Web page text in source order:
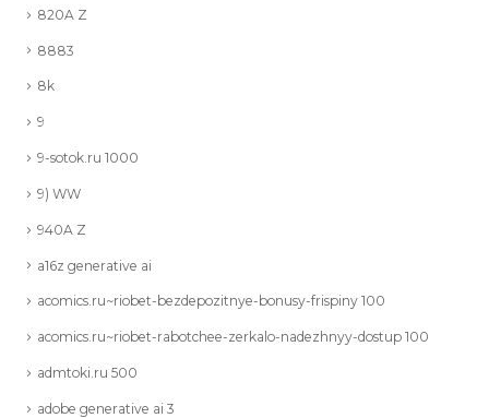
820A Z
8883
8k
9
9-sotok.ru 1000
9) WW
940A Z
a16z generative ai
acomics.ru~riobet-bezdepozitnye-bonusy-frispiny 100
acomics.ru~riobet-rabotchee-zerkalo-nadezhnyy-dostup 100
admtoki.ru 500
adobe generative ai 3